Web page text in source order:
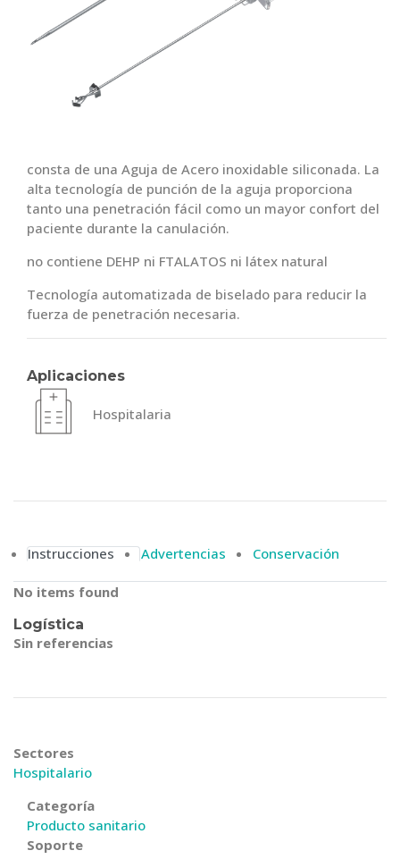
consta de una Aguja de Acero inoxidable siliconada. La
alta tecnología de punción de la aguja proporciona
tanto una penetración fácil como un mayor confort del
paciente durante la canulación.
no contiene DEHP ni FTALATOS ni látex natural
Tecnología automatizada de biselado para reducir la
fuerza de penetración necesaria.
Aplicaciones
Hospitalaria
Instrucciones Advertencias Conservación
No items found
Logística
Sin referencias
Sectores
Hospitalario
Categoría
Producto sanitario
Soporte